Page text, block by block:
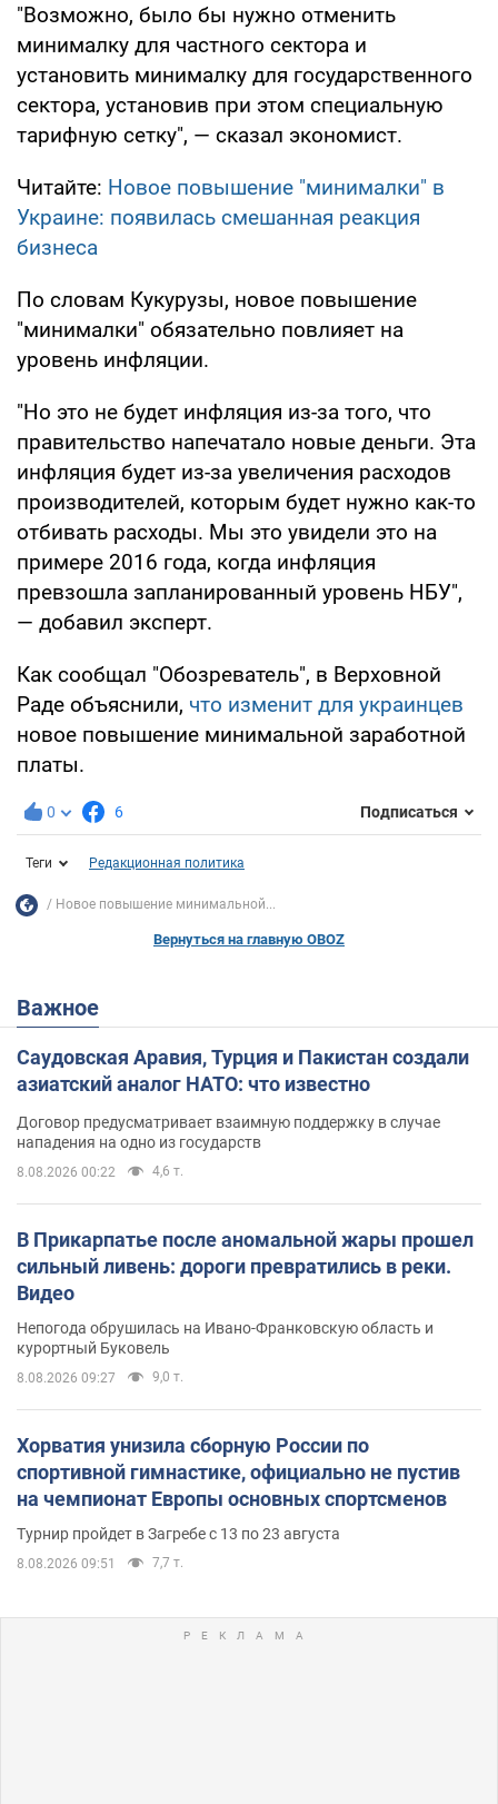
"Возможно, было бы нужно отменить
минималку для частного сектора и
установить минималку для государственного
сектора, установив при этом специальную
тарифную сетку", — сказал экономист.
Читайте: Новое повышение "минималки" в
Украине: появилась смешанная реакция
бизнеса
По словам Кукурузы, новое повышение
"минималки" обязательно повлияет на
уровень инфляции.
"Но это не будет инфляция из-за того, что
правительство напечатало новые деньги. Эта
инфляция будет из-за увеличения расходов
производителей, которым будет нужно как-то
отбивать расходы. Мы это увидели это на
примере 2016 года, когда инфляция
превзошла запланированный уровень НБУ",
— добавил эксперт.
Как сообщал "Обозреватель", в Верховной
Раде объяснили, что изменит для украинцев
новое повышение минимальной заработной
платы.
0 6 Подписаться
Теги Редакционная политика
Новое повышение минимальной...
Вернуться на главную OBOZ
Важное
Саудовская Аравия, Турция и Пакистан создали
азиатский аналог НАТО: что известно
Договор предусматривает взаимную поддержку в случае
нападения на одно из государств
8.08.2026 00:22 4,6 т.
В Прикарпатье после аномальной жары прошел
сильный ливень: дороги превратились в реки.
Видео
Непогода обрушилась на Ивано-Франковскую область и
курортный Буковель
8.08.2026 09:27 9,0 т.
Хорватия унизила сборную России по
спортивной гимнастике, официально не пустив
на чемпионат Европы основных спортсменов
Турнир пройдет в Загребе с 13 по 23 августа
8.08.2026 09:51 7,7 т.